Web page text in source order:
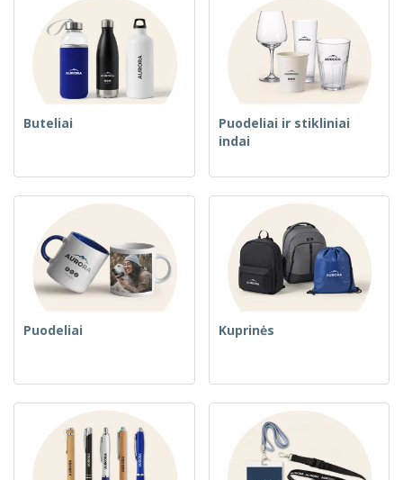
Buteliai
Puodeliai ir stikliniai
indai
Puodeliai Kuprinės